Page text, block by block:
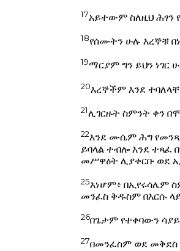
17አይተውም ስለዚህ ሕፃን
18የሰሙትን ሁሉ እረኞቹ
19ማርያም ግን ይህን ነገር
20እረኞችም እንደ
21ሊገርዙት ስምንት ቀን
22እንደ ሙሴም ሕግ
ይባላል ተብሎ እንደ
መሥዋዕት ሊያቀርቡ ወደ
25እነሆም፥ በኢየሩሳሌም
መንፈስ ቅዱስም በእርሱ ላይ
26በጌታም የተቀባውን
27በመንፈስም ወደ መቅደስ